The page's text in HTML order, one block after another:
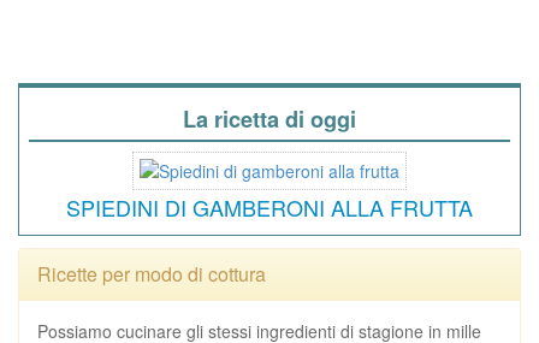
La ricetta di oggi
SPIEDINI DI GAMBERONI ALLA FRUTTA
Ricette per modo di cottura
Possiamo cucinare gli stessi ingredienti di stagione in mille